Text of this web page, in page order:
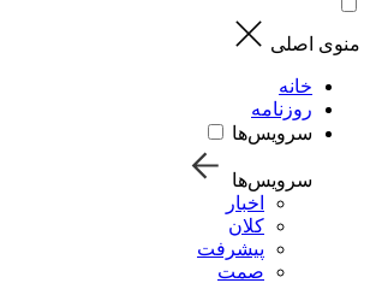
منوی اصلی
خانه
روزنامه
سرویس‌ها
سرویس‌ها
اخبار
کلان
پیشرفت
صمت